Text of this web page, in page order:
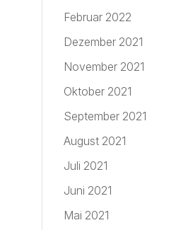
Februar 2022
Dezember 2021
November 2021
Oktober 2021
September 2021
August 2021
Juli 2021
Juni 2021
Mai 2021